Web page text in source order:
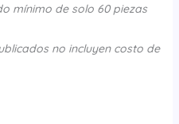
mínimo de solo 60 piezas
no incluyen costo de